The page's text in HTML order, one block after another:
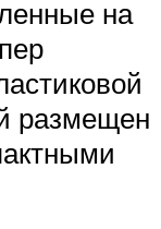
на
размещен